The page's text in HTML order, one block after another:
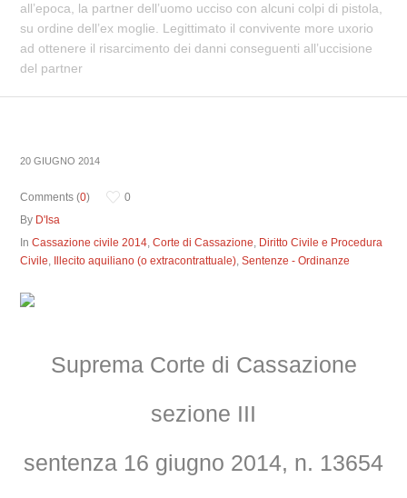
all’epoca, la partner dell’uomo ucciso con alcuni colpi di pistola,
su ordine dell’ex moglie. Legittimato il convivente more uxorio
ad ottenere il risarcimento dei danni conseguenti all’uccisione
del partner
20 GIUGNO 2014
Comments (0)
0
By D'Isa
InCassazione civile 2014,Corte di Cassazione, Diritto Civile e Procedura
Civile, Illecito aquiliano (o extracontrattuale),Sentenze - Ordinanze
Suprema Corte di Cassazione
sezione III
sentenza 16 giugno 2014, n. 13654